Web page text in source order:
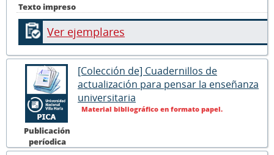
Texto impreso
Ver ejemplares
Publicación
períodica
[Colección de] Cuadernillos de
actualización para pensar la enseñanza
universitaria
Material bibliográfico en formato papel.